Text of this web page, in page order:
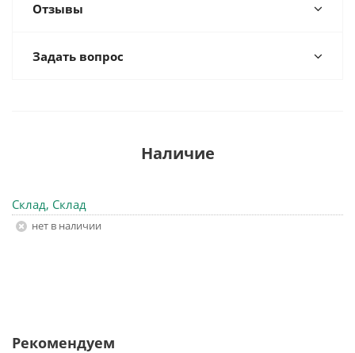
Отзывы
Задать вопрос
Наличие
Склад, Склад
Нет в наличии
Рекомендуем